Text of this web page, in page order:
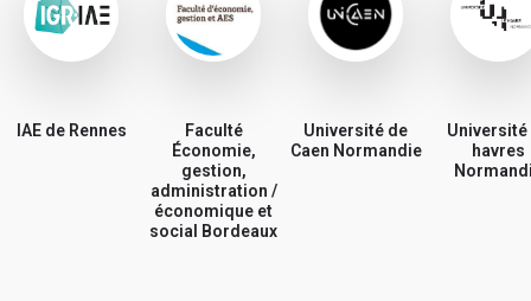
IAE de Rennes
Faculté
Économie,
gestion,
administration /
économique et
social Bordeaux
Université de
Caen Normandie
Université
havres